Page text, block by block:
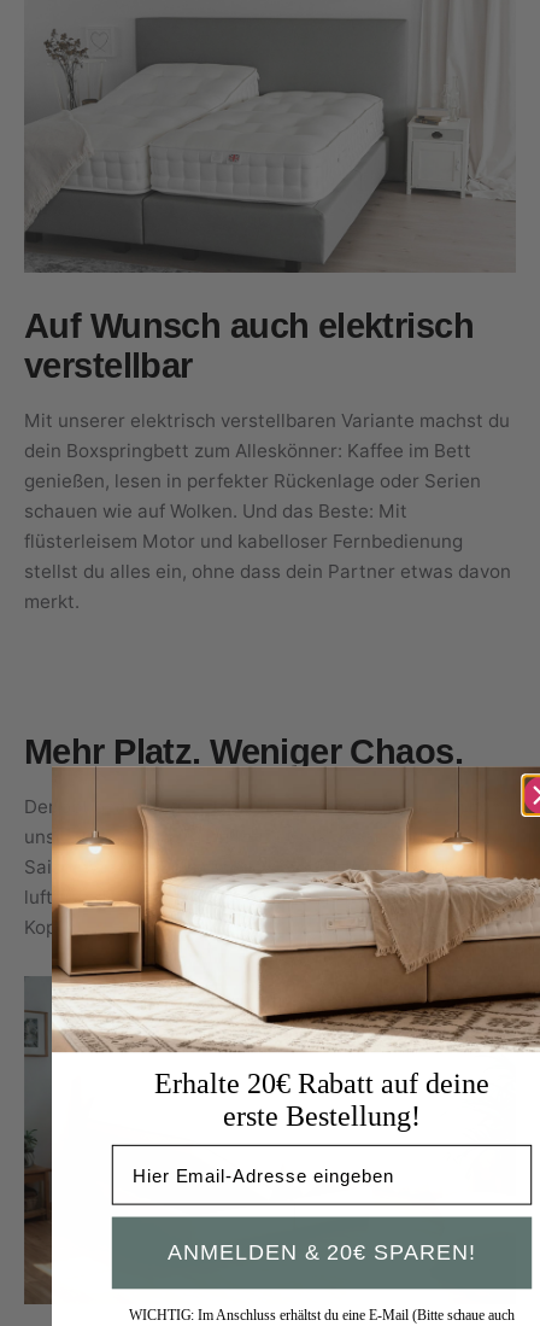
Auf Wunsch auch elektrisch
verstellbar
Mit unserer elektrisch verstellbaren Variante machst du
dein Boxspringbett zum Alleskönner: Kaffee im Bett
genießen, lesen in perfekter Rückenlage oder Serien
schauen wie auf Wolken. Und das Beste: Mit
flüsterleisem Motor und kabelloser Fernbedienung
stellst du alles ein, ohne dass dein Partner etwas davon
merkt.
Mehr Platz. Weniger Chaos.
Der optional integrierte Bettkasten bietet großzügigen,
unsichtbaren Stauraum für Decken, Kissen oder
Saisonwäsche. So bleibt dein Schlafzimmer aufgeräumt,
luftig und ruhig – für mehr Ordnung im Raum und im
Kopf.
Erhalte 20€ Rabatt auf deine
erste Bestellung!
ANMELDEN & 20€ SPAREN!
WICHTIG: Im Anschluss erhältst du eine E-Mail (Bitte schaue auch